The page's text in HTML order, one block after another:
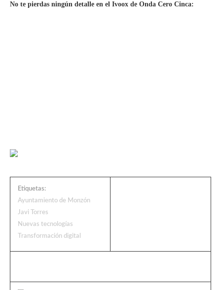
No te pierdas ningún detalle en el Ivoox de Onda Cero Cinca:
Etiquetas:
Ayuntamiento de Monzón
Javi Torres
Nuevas tecnologías
Transformación digital